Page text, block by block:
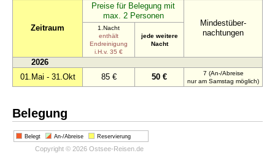
Zeitraum
Preise für Belegung mit
max. 2 Personen
Mindestüber-
nachtungen
1.Nacht
enthält
Endreinigung
i.H.v. 35 €
jede weitere
Nacht
2026
01.Mai - 31.Okt
85 € 50 €
7 (An-/Abreise
nur am Samstag möglich)
Belegung
Belegt An-/Abreise Reservierung
Copyright © 2026 Ostsee-Reisen.de